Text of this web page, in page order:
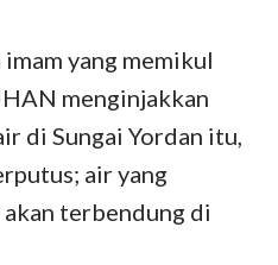
yang memikul
menginjakkan
di Sungai Yordan itu,
air yang
terbendung di